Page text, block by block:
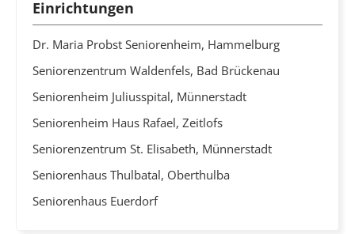
Einrichtungen
Dr. Maria Probst Seniorenheim, Hammelburg
Seniorenzentrum Waldenfels, Bad Brückenau
Seniorenheim Juliusspital, Münnerstadt
Seniorenheim Haus Rafael, Zeitlofs
Seniorenzentrum St. Elisabeth, Münnerstadt
Seniorenhaus Thulbatal, Oberthulba
Seniorenhaus Euerdorf